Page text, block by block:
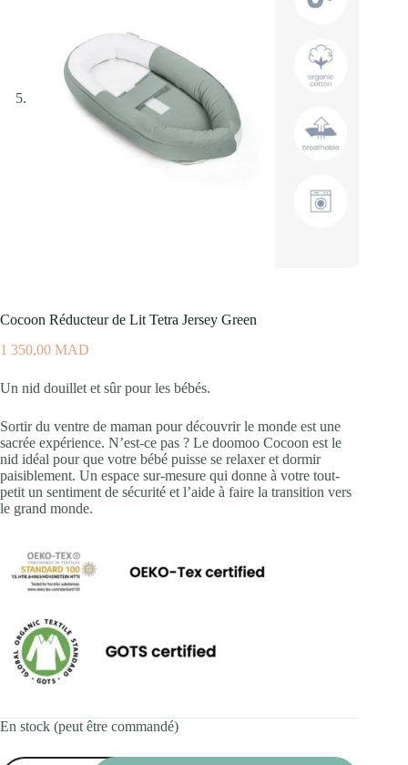
Cocoon Réducteur de Lit Tetra Jersey Green
1 350,00 MAD
Un nid douillet et sûr pour les bébés.
Sortir du ventre de maman pour découvrir le monde est une
sacrée expérience. N’est-ce pas ? Le doomoo Cocoon est le
nid idéal pour que votre bébé puisse se relaxer et dormir
paisiblement. Un espace sur-mesure qui donne à votre tout-
petit un sentiment de sécurité et l’aide à faire la transition vers
le grand monde.
En stock (peut être commandé)